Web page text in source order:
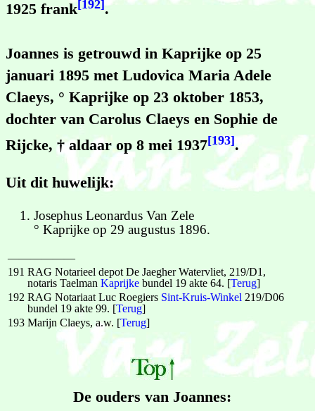
1925 frank[192].
Joannes is getrouwd in Kaprijke op 25
januari 1895 met Ludovica Maria Adele
Claeys, ° Kaprijke op 23 oktober 1853,
dochter van Carolus Claeys en Sophie de
Rijcke, † aldaar op 8 mei 1937[193].
Uit dit huwelijk:
Josephus Leonardus Van Zele
° Kaprijke op 29 augustus 1896.
——————
191 RAG Notarieel depot De Jaegher Watervliet, 219/D1,
notaris Taelman Kaprijke bundel 19 akte 64. [Terug]
192 RAG Notariaat Luc Roegiers Sint-Kruis-Winkel 219/D06
bundel 19 akte 99. [Terug]
193 Marijn Claeys, a.w. [Terug]
De ouders van Joannes: